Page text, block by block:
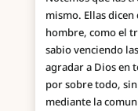
mismo. Ellas
hombre, como el
sabio venciendo
agradar a Dios en
por sobre todo,
mediante la